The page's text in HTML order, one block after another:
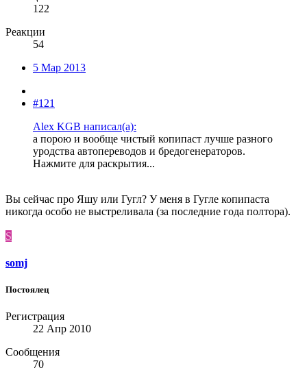
122
Реакции
54
5 Мар 2013
#121
Alex KGB написал(а):
а порою и вообще чистый копипаст лучше разного
уродства автопереводов и бредогенераторов.
Нажмите для раскрытия...
Вы сейчас про Яшу или Гугл? У меня в Гугле копипаста
никогда особо не выстреливала (за последние года полтора).
S
somj
Постоялец
Регистрация
22 Апр 2010
Сообщения
70